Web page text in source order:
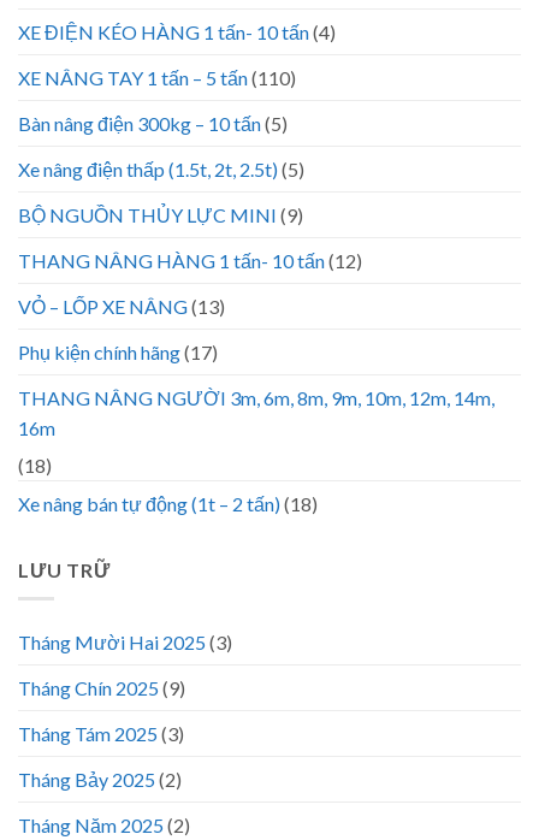
XE ĐIỆN KÉO HÀNG 1 tấn- 10 tấn(4)
XE NÂNG TAY 1 tấn – 5 tấn(110)
Bàn nâng điện 300kg – 10 tấn(5)
Xe nâng điện thấp (1.5t, 2t, 2.5t)(5)
BỘ NGUỒN THỦY LỰC MINI (9)
THANG NÂNG HÀNG 1 tấn- 10 tấn(12)
VỎ – LỐP XE NÂNG(13)
Phụ kiện chính hãng(17)
THANG NÂNG NGƯỜI 3m, 6m, 8m, 9m, 10m, 12m, 14m,
16m
(18)
Xe nâng bán tự động (1t – 2 tấn)(18)
LƯU TRỮ
Tháng Mười Hai 2025(3)
Tháng Chín 2025(9)
Tháng Tám 2025(3)
Tháng Bảy 2025(2)
Tháng Năm 2025(2)